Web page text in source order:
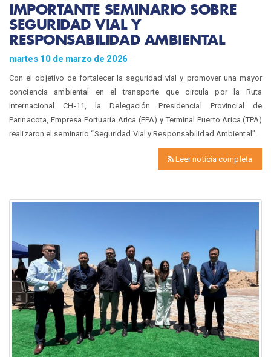
IMPORTANTE SEMINARIO SOBRE
SEGURIDAD VIAL Y
RESPONSABILIDAD AMBIENTAL
martes 10 de marzo de 2026
Con el objetivo de fortalecer la seguridad vial y promover una mayor
conciencia ambiental en el transporte que circula por la Ruta
Internacional CH-11, la Delegación Presidencial Provincial de
Parinacota, Empresa Portuaria Arica (EPA) y Terminal Puerto Arica (TPA)
realizaron el seminario “Seguridad Vial y Responsabilidad Ambiental”.
Leer noticia completa